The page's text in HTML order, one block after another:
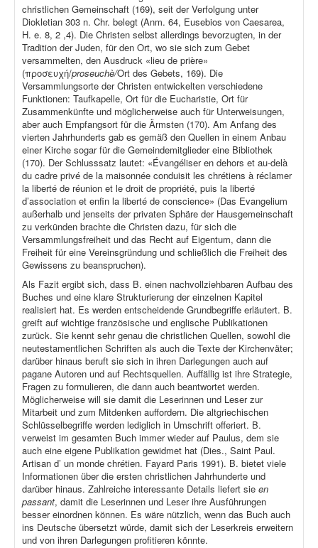
christlichen Gemeinschaft (169), seit der Verfolgung unter
Diokletian 303 n. Chr. belegt (Anm. 64, Eusebios von Caesarea,
H. e. 8, 2 ,4). Die Christen selbst allerdings bevorzugten, in der
Tradition der Juden, für den Ort, wo sie sich zum Gebet
versammelten, den Ausdruck «lieu de prière»
(προσευχή/proseuchè/Ort des Gebets, 169). Die
Versammlungsorte der Christen entwickelten verschiedene
Funktionen: Taufkapelle, Ort für die Eucharistie, Ort für
Zusammenkünfte und möglicherweise auch für Unterweisungen,
aber auch Empfangsort für die Ärmsten (170). Am Anfang des
vierten Jahrhunderts gab es gemäß den Quellen in einem Anbau
einer Kirche sogar für die Gemeindemitglieder eine Bibliothek
(170). Der Schlusssatz lautet: «Évangéliser en dehors et au-delà
du cadre privé de la maisonnée conduisit les chrétiens à réclamer
la liberté de réunion et le droit de propriété, puis la liberté
d’association et enfin la liberté de conscience» (Das Evangelium
außerhalb und jenseits der privaten Sphäre der Hausgemeinschaft
zu verkünden brachte die Christen dazu, für sich die
Versammlungsfreiheit und das Recht auf Eigentum, dann die
Freiheit für eine Vereinsgründung und schließlich die Freiheit des
Gewissens zu beanspruchen).
Als Fazit ergibt sich, dass B. einen nachvollziehbaren Aufbau des
Buches und eine klare Strukturierung der einzelnen Kapitel
realisiert hat. Es werden entscheidende Grundbegriffe erläutert. B.
greift auf wichtige französische und englische Publikationen
zurück. Sie kennt sehr genau die christlichen Quellen, sowohl die
neutestamentlichen Schriften als auch die Texte der Kirchenväter;
darüber hinaus beruft sie sich in ihren Darlegungen auch auf
pagane Autoren und auf Rechtsquellen. Auffällig ist ihre Strategie,
Fragen zu formulieren, die dann auch beantwortet werden.
Möglicherweise will sie damit die Leserinnen und Leser zur
Mitarbeit und zum Mitdenken auffordern. Die altgriechischen
Schlüsselbegriffe werden lediglich in Umschrift offeriert. B.
verweist im gesamten Buch immer wieder auf Paulus, dem sie
auch eine eigene Publikation gewidmet hat (Dies., Saint Paul.
Artisan d’ un monde chrétien. Fayard Paris 1991). B. bietet viele
Informationen über die ersten christlichen Jahrhunderte und
darüber hinaus. Zahlreiche interessante Details liefert sie en
passant, damit die Leserinnen und Leser ihre Ausführungen
besser einordnen können. Es wäre nützlich, wenn das Buch auch
ins Deutsche übersetzt würde, damit sich der Leserkreis erweitern
und von ihren Darlegungen profitieren könnte.